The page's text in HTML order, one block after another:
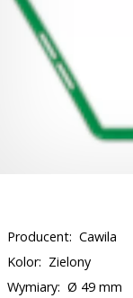
Producent: Cawila
Kolor: Zielony
Wymiary: Ø 49 mm